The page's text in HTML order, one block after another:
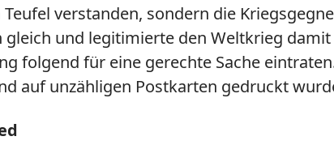
verstanden, sondern die
und legitimierte den Weltkrieg
folgend für eine gerechte Sache
auf unzähligen Postkarten gedruckt